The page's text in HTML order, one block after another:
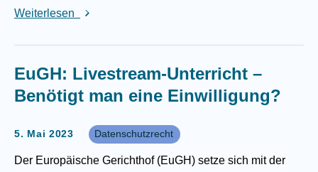
Weiterlesen
EuGH: Livestream-Unterricht –
Benötigt man eine Einwilligung?
5. Mai 2023 Datenschutzrecht
Der Europäische Gerichthof (EuGH) setze sich mit der